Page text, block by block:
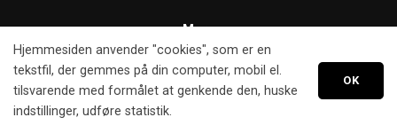
Mere
Om TV kalundborg
Retningslinier
Hjemmesiden anvender "cookies", som er en
tekstfil, der gemmes på din computer, mobil el.
tilsvarende med formålet at genkende den, huske
indstillinger, udføre statistik.
OK